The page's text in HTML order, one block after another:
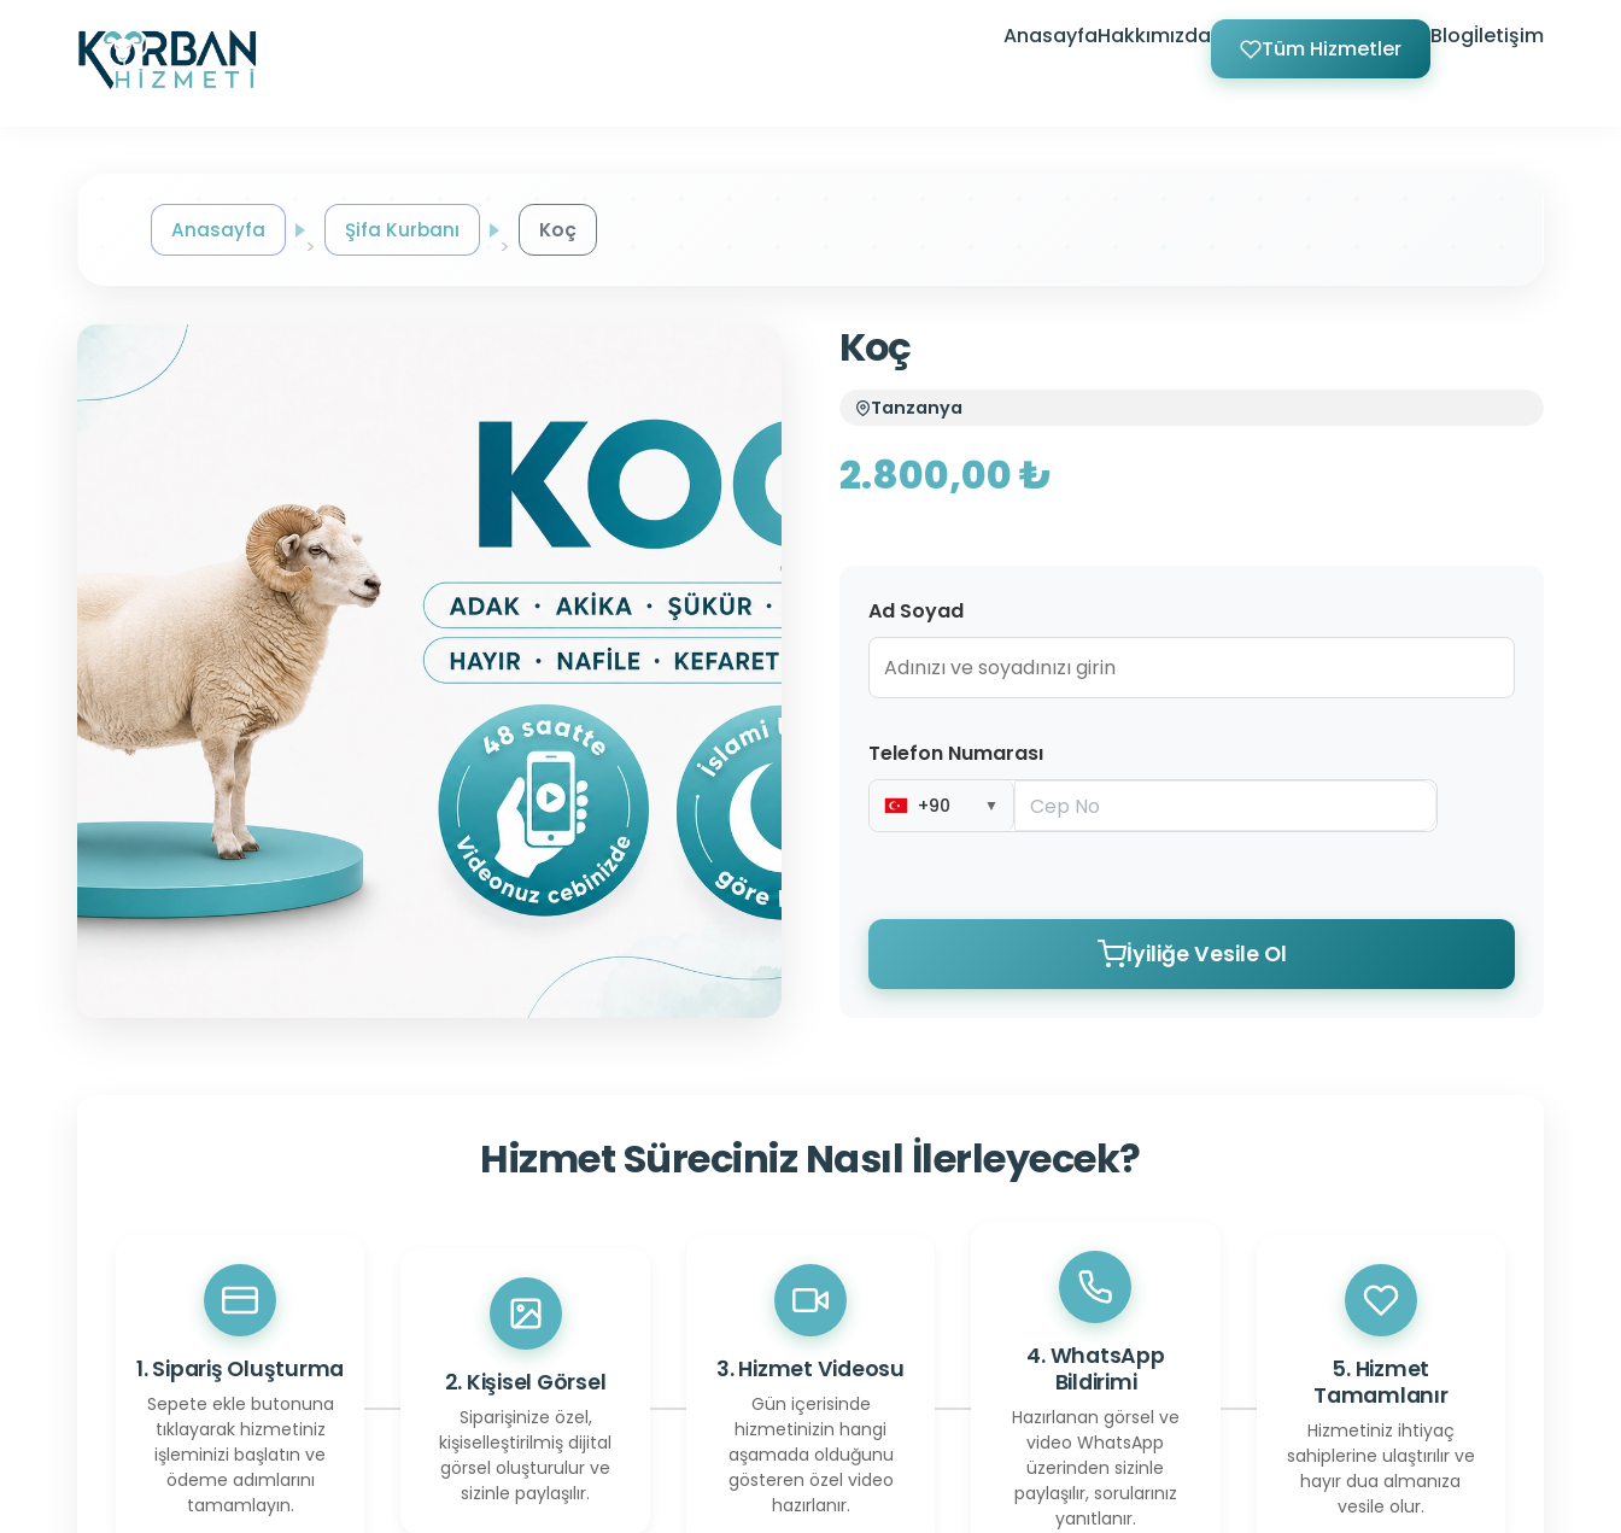
AnasayfaHakkımızda Tüm Hizmetler Blogİletişim
Anasayfa Şifa Kurbanı Koç
Koç
Tanzanya
2.800,00 ₺
Ad Soyad
Telefon Numarası
+90 ▼
İyiliğe Vesile Ol
Hizmet Süreciniz Nasıl İlerleyecek?
1. Sipariş Oluşturma
Sepete ekle butonuna
tıklayarak hizmetiniz
işleminizi başlatın ve
ödeme adımlarını
tamamlayın.
2. Kişisel Görsel
Siparişinize özel,
kişiselleştirilmiş dijital
görsel oluşturulur ve
sizinle paylaşılır.
3. Hizmet Videosu
Gün içerisinde
hizmetinizin hangi
aşamada olduğunu
gösteren özel video
hazırlanır.
4. WhatsApp
Bildirimi
Hazırlanan görsel ve
video WhatsApp
üzerinden sizinle
paylaşılır, sorularınız
yanıtlanır.
5. Hizmet
Tamamlanır
Hizmetiniz ihtiyaç
sahiplerine ulaştırılır ve
hayır dua almanıza
vesile olur.